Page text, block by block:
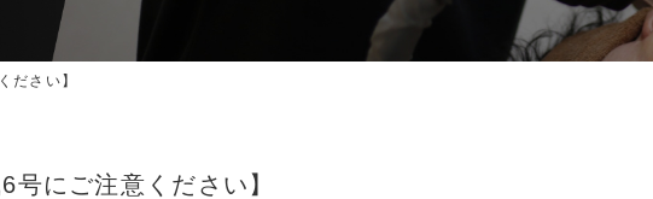
ださい】
号にご注意ください】